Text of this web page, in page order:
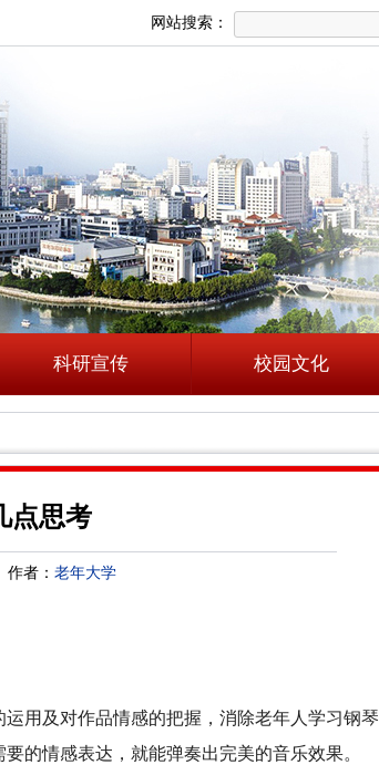
网站搜索：
科研宣传 校园文化
点思考
者： 老年大学
用及对作品情感的把握，消除老年人学习钢琴
的情感表达，就能弹奏出完美的音乐效果。